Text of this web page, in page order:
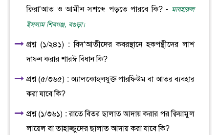
ক্বিরা’আত ও আমীন সশব্দে পড়তে পারবে কি? - মাযহারুল
ইসলাম শিবগঞ্জ, বগুড়া।
প্রশ্ন (১/২৪১) : বিদ‘আতীদের কবরস্থানে হকপন্থীদের লাশ
দাফন করার শারঈ বিধান কি?
প্রশ্ন (৫/৩৬৫) : অ্যালকোহলযুক্ত পারফিউম বা আতর ব্যবহার
করা যাবে কি?
প্রশ্ন (১/৩৬১) : রাতে বিতর ছালাত আদায় করার পর ক্বিয়ামুল
লায়েল বা তাহাজ্জুদের ছালাত আদায় করা যাবে কি?